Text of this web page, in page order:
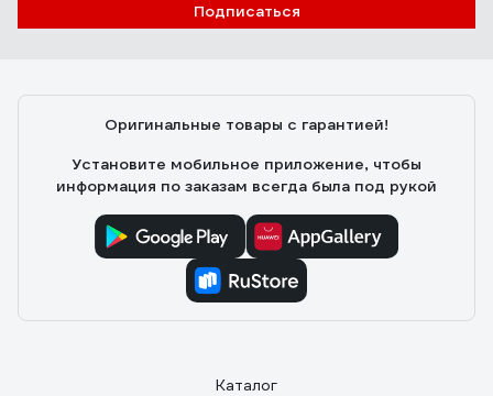
Подписаться
Оригинальные товары с гарантией!
Установите мобильное приложение, чтобы
информация по заказам всегда была под рукой
Каталог